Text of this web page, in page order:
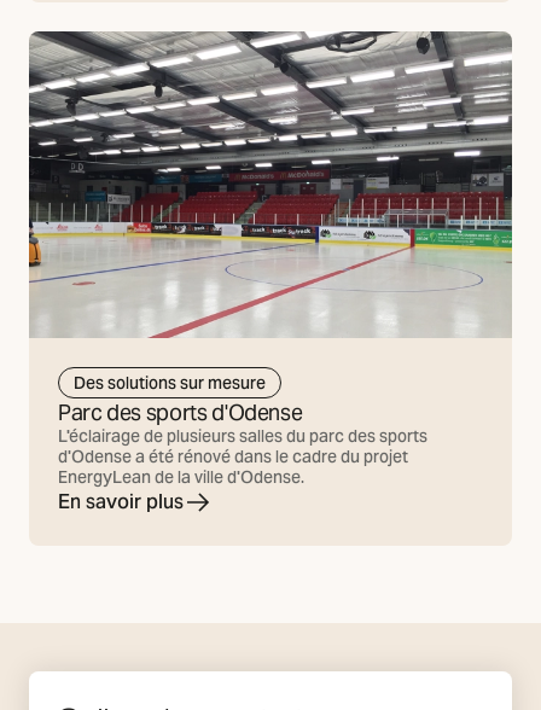
Des solutions sur mesure
Parc des sports d'Odense
L'éclairage de plusieurs salles du parc des sports
d'Odense a été rénové dans le cadre du projet
EnergyLean de la ville d'Odense.
En savoir plus